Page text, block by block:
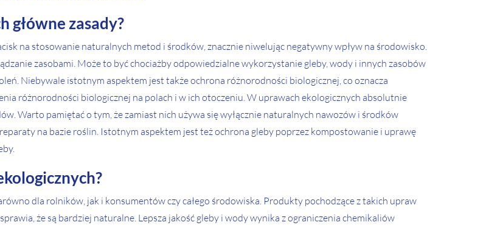
główne zasady?
na stosowanie naturalnych metod i środków, znacznie niwelując negatywny wpływ na środowisko.
zasobami. Może to być chociażby odpowiedzialne wykorzystanie gleby, wody i innych zasobów
Niebywale istotnym aspektem jest także ochrona różnorodności biologicznej, co oznacza
różnorodności biologicznej na polach i w ich otoczeniu. W uprawach ekologicznych absolutnie
Warto pamiętać o tym, że zamiast nich używa się wyłącznie naturalnych nawozów i środków
na bazie roślin. Istotnym aspektem jest też ochrona gleby poprzez kompostowanie i uprawę
dla rolników, jak i konsumentów czy całego środowiska. Produkty pochodzące z takich upraw
sprawia, że są bardziej naturalne. Lepsza jakość gleby i wody wynika z ograniczenia chemikaliów